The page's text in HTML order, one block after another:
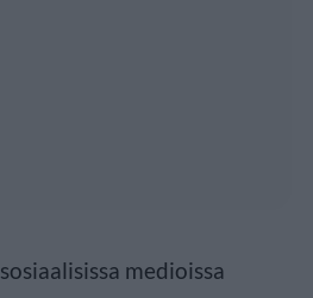
medioissa